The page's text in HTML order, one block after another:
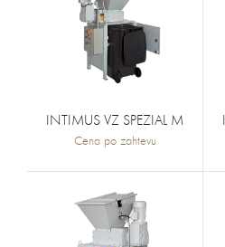
INTIMUS VZ SPEZIAL M
Cena po zahtevu